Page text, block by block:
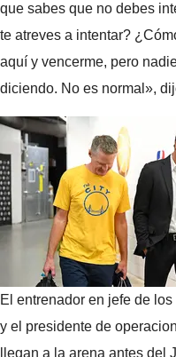
que sabes que no debes
te atreves a intentar?
aquí y vencerme, pero
diciendo. No es normal»,
El entrenador en jefe de
y el presidente de
llegan a la arena antes